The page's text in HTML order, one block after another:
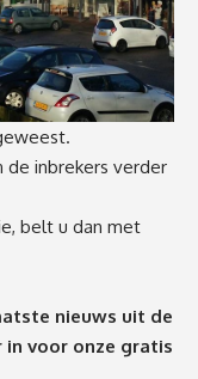
de inbrekers verder
belt u dan met
nieuws uit de
in voor onze gratis